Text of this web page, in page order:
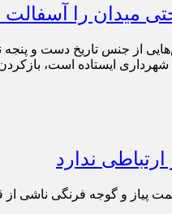
از جنس تاریخ دست و
است، بازکردن گره مسائلی
ندارد
پیاز و گوجه فرنگی ناشی